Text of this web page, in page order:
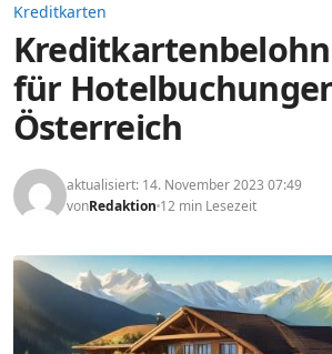
Kreditkarten
für
Österreich
aktualisiert: 14. November 2023 07:49
vonRedaktion 12 min Lesezeit